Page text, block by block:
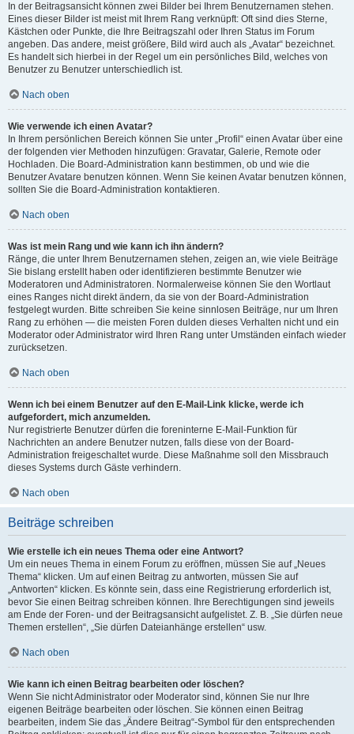
In der Beitragsansicht können zwei Bilder bei Ihrem Benutzernamen stehen.
Eines dieser Bilder ist meist mit Ihrem Rang verknüpft: Oft sind dies Sterne,
Kästchen oder Punkte, die Ihre Beitragszahl oder Ihren Status im Forum
angeben. Das andere, meist größere, Bild wird auch als „Avatar“ bezeichnet.
Es handelt sich hierbei in der Regel um ein persönliches Bild, welches von
Benutzer zu Benutzer unterschiedlich ist.
Nach oben
Wie verwende ich einen Avatar?
In Ihrem persönlichen Bereich können Sie unter „Profil“ einen Avatar über eine
der folgenden vier Methoden hinzufügen: Gravatar, Galerie, Remote oder
Hochladen. Die Board-Administration kann bestimmen, ob und wie die
Benutzer Avatare benutzen können. Wenn Sie keinen Avatar benutzen können,
sollten Sie die Board-Administration kontaktieren.
Nach oben
Was ist mein Rang und wie kann ich ihn ändern?
Ränge, die unter Ihrem Benutzernamen stehen, zeigen an, wie viele Beiträge
Sie bislang erstellt haben oder identifizieren bestimmte Benutzer wie
Moderatoren und Administratoren. Normalerweise können Sie den Wortlaut
eines Ranges nicht direkt ändern, da sie von der Board-Administration
festgelegt wurden. Bitte schreiben Sie keine sinnlosen Beiträge, nur um Ihren
Rang zu erhöhen — die meisten Foren dulden dieses Verhalten nicht und ein
Moderator oder Administrator wird Ihren Rang unter Umständen einfach wieder
zurücksetzen.
Nach oben
Wenn ich bei einem Benutzer auf den E-Mail-Link klicke, werde ich
aufgefordert, mich anzumelden.
Nur registrierte Benutzer dürfen die foreninterne E-Mail-Funktion für
Nachrichten an andere Benutzer nutzen, falls diese von der Board-
Administration freigeschaltet wurde. Diese Maßnahme soll den Missbrauch
dieses Systems durch Gäste verhindern.
Nach oben
Beiträge schreiben
Wie erstelle ich ein neues Thema oder eine Antwort?
Um ein neues Thema in einem Forum zu eröffnen, müssen Sie auf „Neues
Thema“ klicken. Um auf einen Beitrag zu antworten, müssen Sie auf
„Antworten“ klicken. Es könnte sein, dass eine Registrierung erforderlich ist,
bevor Sie einen Beitrag schreiben können. Ihre Berechtigungen sind jeweils
am Ende der Foren- und der Beitragsansicht aufgelistet. Z. B. „Sie dürfen neue
Themen erstellen“, „Sie dürfen Dateianhänge erstellen“ usw.
Nach oben
Wie kann ich einen Beitrag bearbeiten oder löschen?
Wenn Sie nicht Administrator oder Moderator sind, können Sie nur Ihre
eigenen Beiträge bearbeiten oder löschen. Sie können einen Beitrag
bearbeiten, indem Sie das „Ändere Beitrag“-Symbol für den entsprechenden